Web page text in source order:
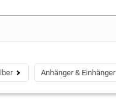
Anhänger & Einhänger